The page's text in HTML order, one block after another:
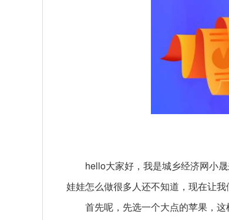
hello大家好，我是城乡经济网小
娃娃怎么做很多人还不知道，现在让我
首先呢，先选一个大点的苹果，